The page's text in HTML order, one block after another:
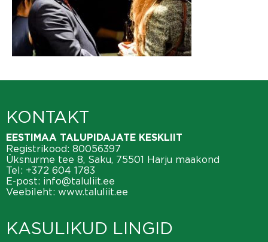
KONTAKT
EESTIMAA TALUPIDAJATE KESKLIIT
Registrikood: 80056397
Üksnurme tee 8, Saku, 75501 Harju maakond
Tel: +372 604 1783
E-post: info@taluliit.ee
Veebileht: www.taluliit.ee
KASULIKUD LINGID